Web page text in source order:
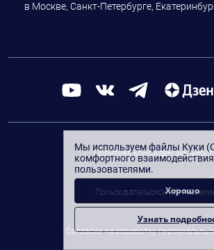
в Москве, Санкт-Петербурге,
Политика
Пользовательское
Согласие на обработку
Мы используем файлы Куки
комфортного
пользователями.
Хорошо
Узнать